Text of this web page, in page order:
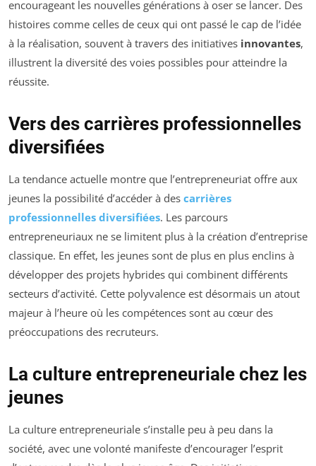
encourageant les nouvelles générations à oser se lancer. Des
histoires comme celles de ceux qui ont passé le cap de l’idée
à la réalisation, souvent à travers des initiatives innovantes,
illustrent la diversité des voies possibles pour atteindre la
réussite.
Vers des carrières professionnelles
diversifiées
La tendance actuelle montre que l’entrepreneuriat offre aux
jeunes la possibilité d’accéder à des carrières
professionnelles diversifiées. Les parcours
entrepreneuriaux ne se limitent plus à la création d’entreprise
classique. En effet, les jeunes sont de plus en plus enclins à
développer des projets hybrides qui combinent différents
secteurs d’activité. Cette polyvalence est désormais un atout
majeur à l’heure où les compétences sont au cœur des
préoccupations des recruteurs.
La culture entrepreneuriale chez les
jeunes
La culture entrepreneuriale s’installe peu à peu dans la
société, avec une volonté manifeste d’encourager l’esprit